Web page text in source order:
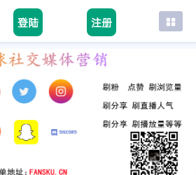
登陆 注册
首页
tiktok
youtube